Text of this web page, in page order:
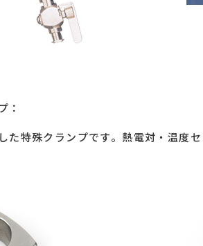
：
た特殊クランプです。熱電対・温度